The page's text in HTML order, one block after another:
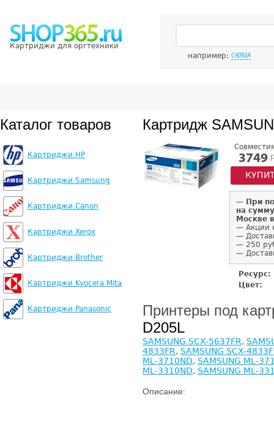
Картриджи для оргтехники
например: C4092A
Каталог товаров
Картриджи HP
Картриджи Samsung
Картриджи Canon
Картриджи Xerox
Картриджи Brother
Картриджи Kyocera Mita
Картриджи Panasonic
Картридж
3749
— При
на
Москве
— Акции
—
— 250
—
Ресурс:
Цвет:
Принтеры под
D205L
SAMSUNG SCX-5637FR,
4833FR, SAMSUNG SCX-
ML-3710ND, SAMSUNG ML-
ML-3310ND, SAMSUNG ML-
Описание: